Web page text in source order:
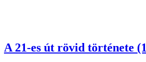
A 21-es út rövid története